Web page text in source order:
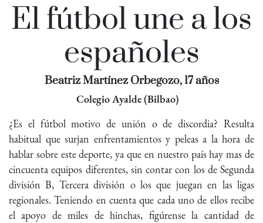
El fútbol une a los
españoles
Beatriz Martínez Orbegozo, 17 años
Colegio Ayalde (Bilbao)
¿Es el fútbol motivo de unión o de discordia? Resulta
habitual que surjan enfrentamientos y peleas a la hora de
hablar sobre este deporte, ya que en nuestro país hay mas de
cincuenta equipos diferentes, sin contar con los de Segunda
división B, Tercera división o los que juegan en las ligas
regionales. Teniendo en cuenta que cada uno de ellos recibe
el apoyo de miles de hinchas, figúrense la cantidad de